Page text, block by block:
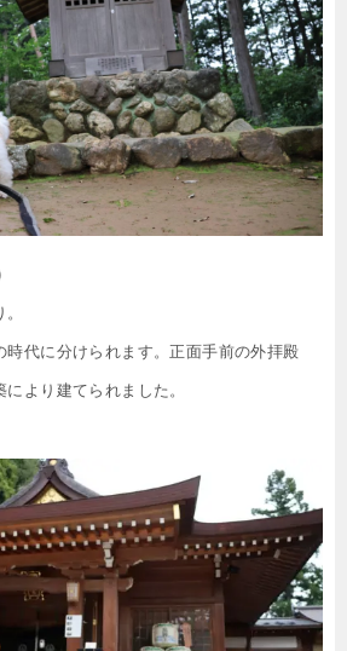
時代に分けられます。正面手前の外拝殿
より建てられました。